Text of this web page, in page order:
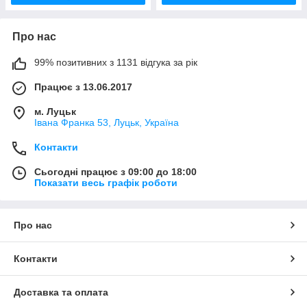
Про нас
99% позитивних з 1131 відгука за рік
Працює з 13.06.2017
м. Луцьк
Івана Франка 53, Луцьк, Україна
Контакти
Сьогодні працює з 09:00 до 18:00
Показати весь графік роботи
Про нас
Контакти
Доставка та оплата